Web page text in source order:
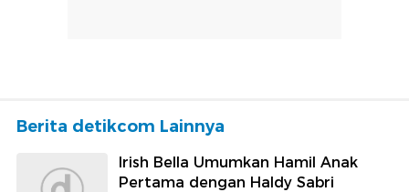
Berita detikcom Lainnya
Irish Bella Umumkan Hamil Anak
Pertama dengan Haldy Sabri